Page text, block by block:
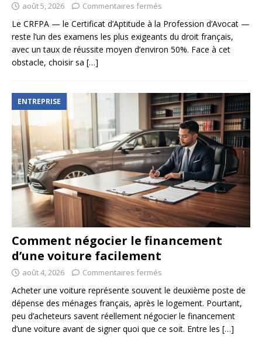
août 5, 2026 Commentaires fermés
Le CRFPA — le Certificat d’Aptitude à la Profession d’Avocat —
reste l’un des examens les plus exigeants du droit français,
avec un taux de réussite moyen d’environ 50%. Face à cet
obstacle, choisir sa […]
ENTREPRISE
Comment négocier le financement
d’une voiture facilement
août 4, 2026 Commentaires fermés
Acheter une voiture représente souvent le deuxième poste de
dépense des ménages français, après le logement. Pourtant,
peu d’acheteurs savent réellement négocier le financement
d’une voiture avant de signer quoi que ce soit. Entre les […]